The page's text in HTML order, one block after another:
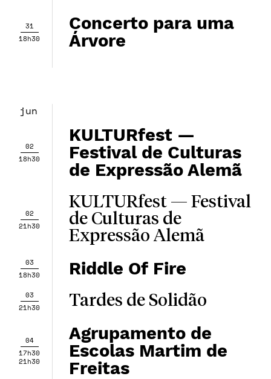
31
18h30
Concerto para uma
Árvore
jun
02
18h30
KULTURfest —
Festival de Culturas
de Expressão Alemã
02
21h30
KULTURfest — Festival
de Culturas de
Expressão Alemã
03
18h30
Riddle Of Fire
03
21h30
Tardes de Solidão
04
17h30
21h30
Agrupamento de
Escolas Martim de
Freitas